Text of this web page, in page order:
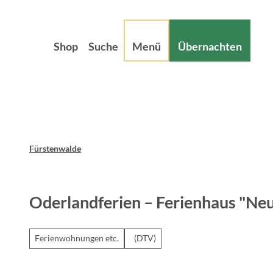
Shop Suche Menü Übernachten
Fürstenwalde
Oderlandferien – Ferienhaus
Ferienwohnungen etc. (DTV)